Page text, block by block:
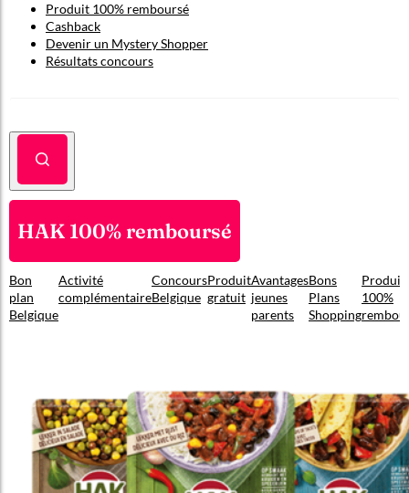
Produit 100% remboursé
Cashback
Devenir un Mystery Shopper
Résultats concours
HAK 100% remboursé
Bon
plan
Belgique
Activité
complémentaire
Concours
Belgique
Produit
gratuit
Avantages
jeunes
parents
Bons
Plans
Shopping
Produit
100%